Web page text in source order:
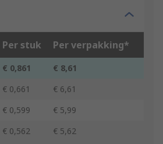
Per stuk Per verpakking*
€ 0,861
€ 8,61
€ 0,661
€ 6,61
€ 0,599
€ 5,99
€ 0,562 € 5,62